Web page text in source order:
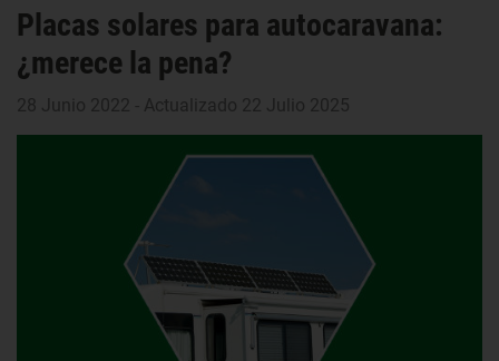
Placas solares para autocaravana:
¿merece la pena?
28 Junio 2022 - Actualizado 22 Julio 2025